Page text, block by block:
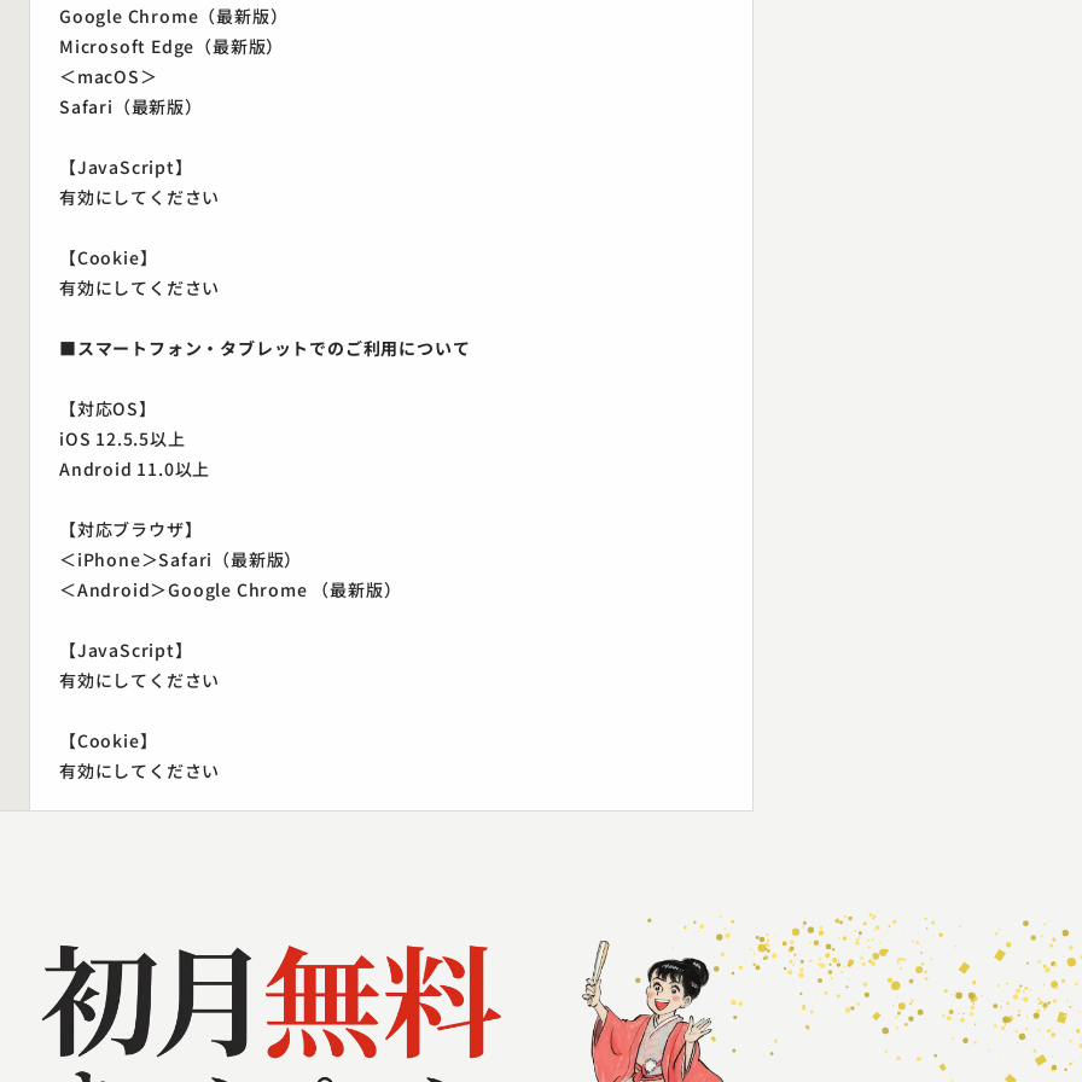
Google Chrome（最新版）
Microsoft Edge（最新版）
＜macOS＞
Safari（最新版）
【JavaScript】
有効にしてください
【Cookie】
有効にしてください
■スマートフォン・タブレットでのご利用について
【対応OS】
iOS 12.5.5以上
Android 11.0以上
【対応ブラウザ】
＜iPhone＞Safari（最新版）
＜Android＞Google Chrome （最新版）
【JavaScript】
有効にしてください
【Cookie】
有効にしてください